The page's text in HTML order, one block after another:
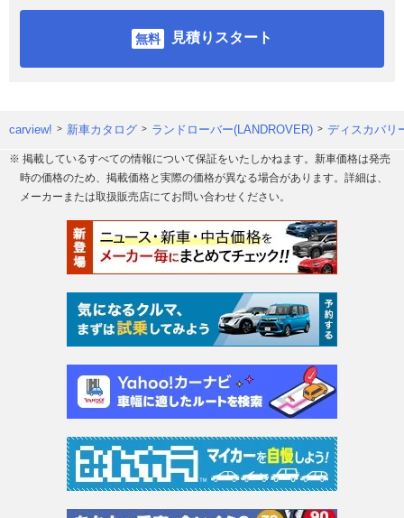
見積りスタート
carview! 新車カタログ ランドローバー(LANDROVER) ディスカバリ
※ 掲載しているすべての情報について保証をいたしかねます。新車価格は発売
時の価格のため、掲載価格と実際の価格が異なる場合があります。詳細は、
メーカーまたは取扱販売店にてお問い合わせください。